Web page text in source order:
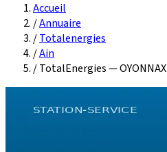
Accueil
/Annuaire
/Totalenergies
/Ain
/TotalEnergies — OYONNAX